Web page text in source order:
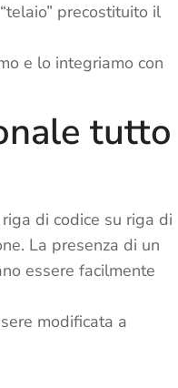
precostituito il
e lo integriamo con
tutto
di codice su riga di
La presenza di un
essere facilmente
modificata a